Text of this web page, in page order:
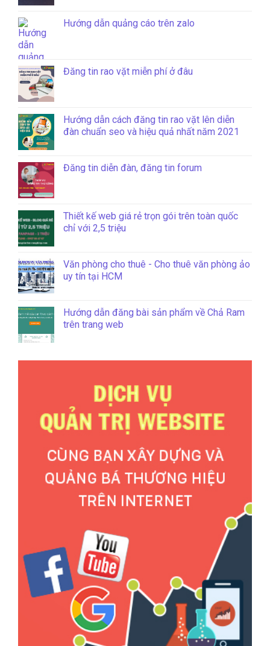
Hướng dẫn quảng cáo trên zalo
Đăng tin rao vặt miễn phí ở đâu
Hướng dẫn cách đăng tin rao vặt lên diễn
đàn chuẩn seo và hiệu quả nhất năm 2021
Đăng tin diễn đàn, đăng tin forum
Thiết kế web giá rẻ trọn gói trên toàn quốc
chỉ với 2,5 triệu
Văn phòng cho thuê - Cho thuê văn phòng ảo
uy tín tại HCM
Hướng dẫn đăng bài sản phẩm về Chả Ram
trên trang web